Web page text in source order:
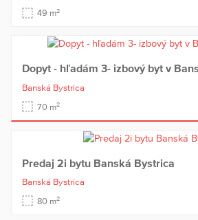
49 m2
Dopyt - hľadám 3- izbový byt v
Banská Bystrica
70 m2
Predaj 2i bytu Banská Bystrica
Banská Bystrica
80 m2